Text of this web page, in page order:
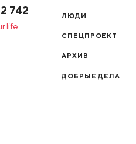
742 ЛЮДИ
СПЕЦПРОЕКТ
АРХИВ
ДОБРЫЕ ДЕЛА